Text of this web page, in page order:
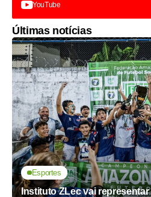
YouTube
Últimas notícias
Esportes
Instituto ZLec vai